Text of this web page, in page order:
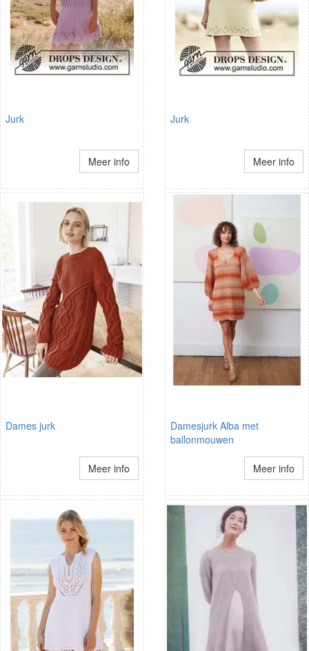
Jurk
Meer info
Jurk
Meer info
Dames jurk
Meer info
Damesjurk Alba met
ballonmouwen
Meer info